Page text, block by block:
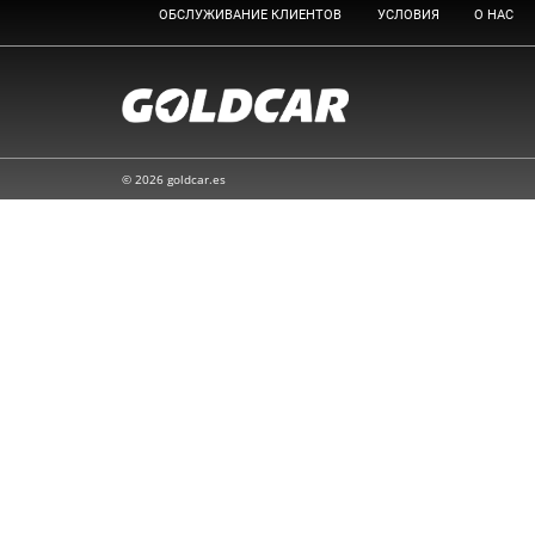
ОБСЛУЖИВАНИЕ КЛИЕНТОВ УСЛОВИЯ О НАС
© 2026 goldcar.es